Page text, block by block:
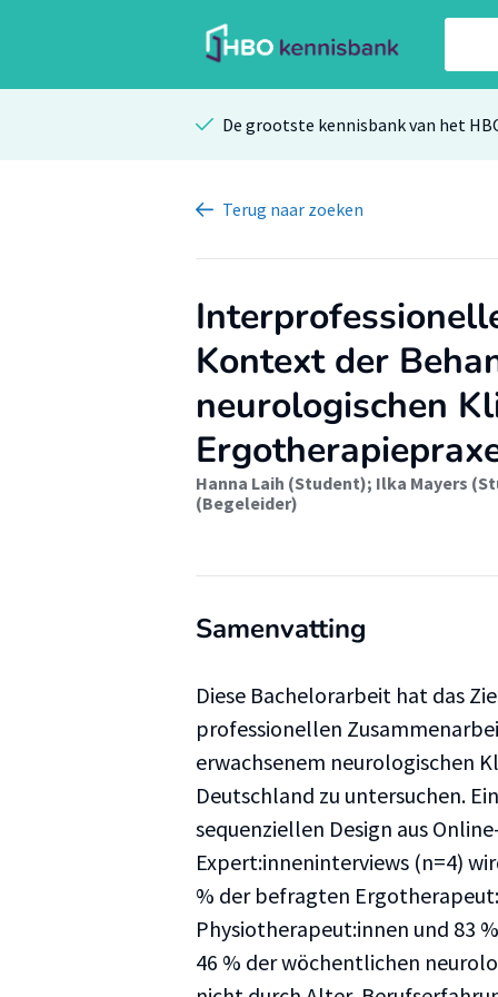
De grootste kennisbank van het
Terug naar zoeken
Kontext der
neurologischen
Hanna Laih (Student); Ilka Mayers
(Begeleider)
Samenvatting
Diese Bachelorarbeit hat das
professionellen
erwachsenem neurologischen
Deutschland zu untersuchen.
sequenziellen Design aus
Expert:inneninterviews (n=4)
% der befragten
Physiotherapeut:innen und 83
46 % der wöchentlichen